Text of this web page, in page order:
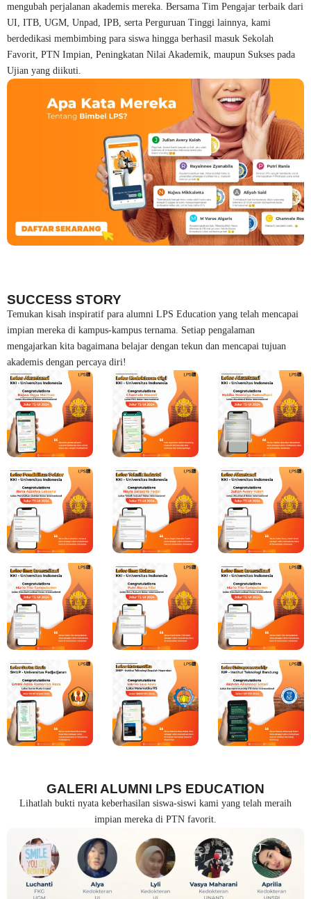
mengubah perjalanan akademis mereka. Bersama Tim Pengajar terbaik dari
UI, ITB, UGM, Unpad, IPB, serta Perguruan Tinggi lainnya, kami
berdedikasi membimbing para siswa hingga berhasil masuk Sekolah
Favorit, PTN Impian, Peningkatan Nilai Akademik, maupun Sukses pada
Ujian yang diikuti.
SUCCESS STORY
Temukan kisah inspiratif para alumni LPS Education yang telah mencapai
impian mereka di kampus-kampus ternama. Setiap pengalaman
mengajarkan kita bagaimana belajar dengan tekun dan mencapai tujuan
akademis dengan percaya diri!
GALERI ALUMNI LPS EDUCATION
Lihatlah bukti nyata keberhasilan siswa-siswi kami yang telah meraih
impian mereka di PTN favorit.